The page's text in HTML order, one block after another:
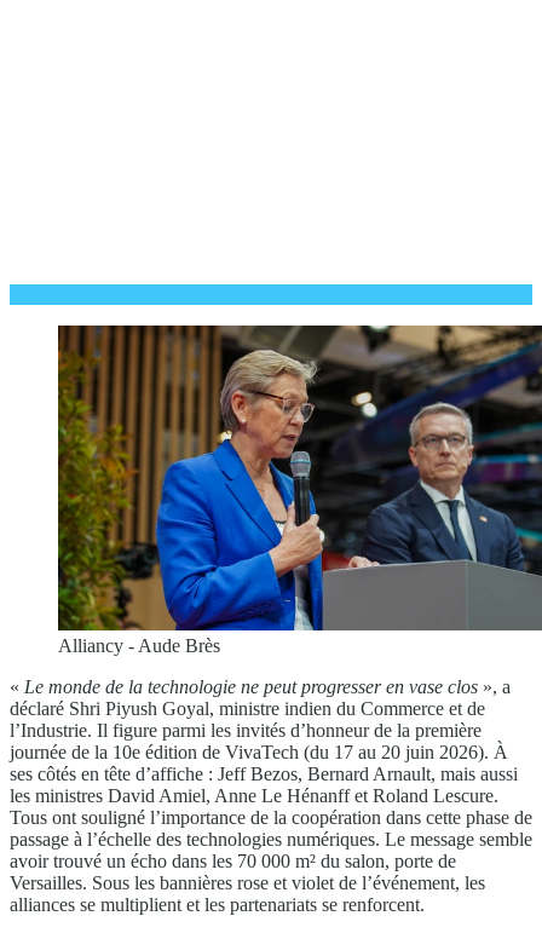
Alliancy - Aude Brès
« Le monde de la technologie ne peut progresser en vase clos », a
déclaré Shri Piyush Goyal, ministre indien du Commerce et de
l’Industrie. Il figure parmi les invités d’honneur de la première
journée de la 10e édition de VivaTech (du 17 au 20 juin 2026). À
ses côtés en tête d’affiche : Jeff Bezos, Bernard Arnault, mais aussi
les ministres David Amiel, Anne Le Hénanff et Roland Lescure.
Tous ont souligné l’importance de la coopération dans cette phase de
passage à l’échelle des technologies numériques. Le message semble
avoir trouvé un écho dans les 70 000 m² du salon, porte de
Versailles. Sous les bannières rose et violet de l’événement, les
alliances se multiplient et les partenariats se renforcent.